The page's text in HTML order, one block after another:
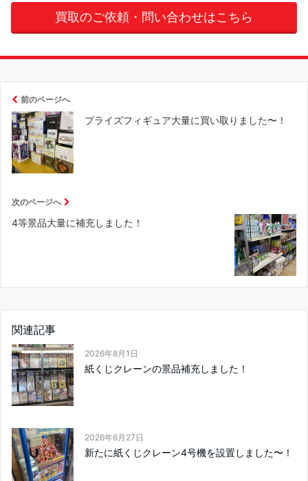
買取のご依頼・問い合わせはこちら
前のページへ
プライズフィギュア大量に買い取りました〜！
次のページへ
4等景品大量に補充しました！
関連記事
2026年8月1日
紙くじクレーンの景品補充しました！
2026年6月27日
新たに紙くじクレーン4号機を設置しました〜！